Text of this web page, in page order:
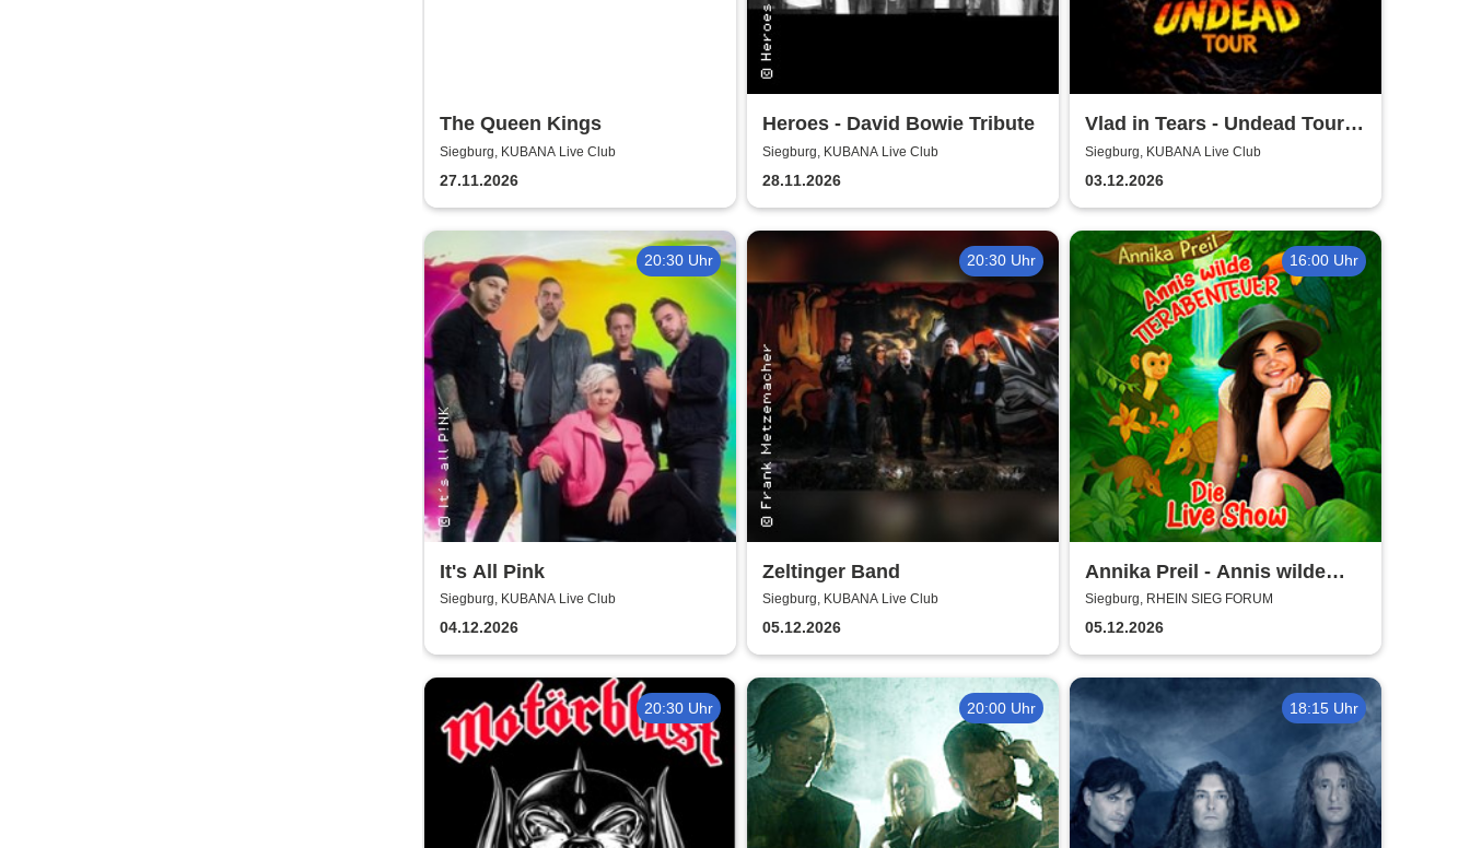
The Queen Kings
Siegburg, KUBANA Live Club
27.11.2026
Heroes - David Bowie Tribute
Siegburg, KUBANA Live Club
28.11.2026
Vlad in Tears - Undead Tour
2026
Siegburg, KUBANA Live Club
03.12.2026
20:30 Uhr
It's All Pink
Siegburg, KUBANA Live Club
04.12.2026
20:30 Uhr
Zeltinger Band
Siegburg, KUBANA Live Club
05.12.2026
16:00 Uhr
Annika Preil - Annis wilde
Tierabenteuer
Siegburg, RHEIN SIEG FORUM
05.12.2026
20:30 Uhr 20:00 Uhr 18:15 Uhr